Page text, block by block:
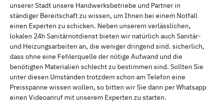
unserer Stadt unsere Handwerksbetriebe und Partner in
ständiger Bereitschaft zu wissen, um Ihnen bei einem Notfall
einen Experten zu schicken. Neben unserem verlässlichen,
lokalen 24h Sanitärnotdienst bieten wir natürlich auch Sanitär-
und Heizungsarbeiten an, die weniger dringend sind. sicherlich,
dass ohne eine Fehlerquelle der nötige Aufwand und die
benötigten Materialien schlecht zu bestimmen sind. Sollten Sie
unter diesen Umständen trotzdem schon am Telefon eine
Preisspanne wissen wollen, so bitten wir Sie dann per Whatsapp
einen Videoanruf mit unserem Experten zu starten.